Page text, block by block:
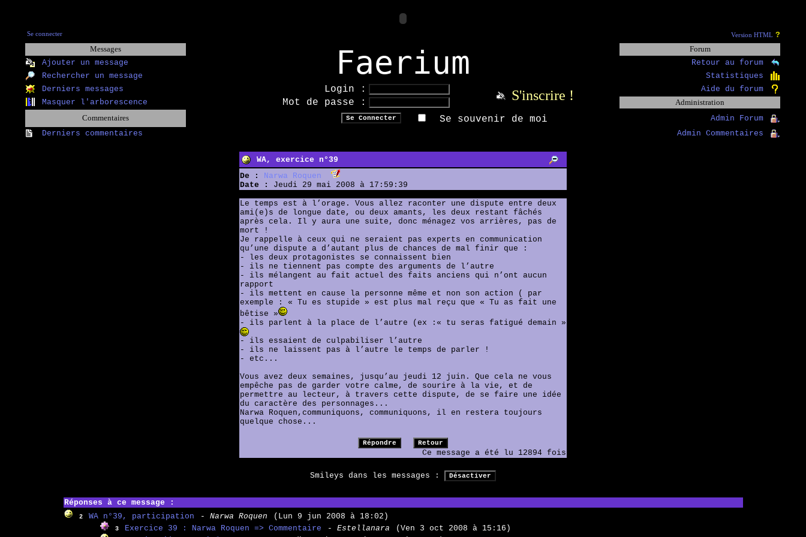
Se connecter Version HTML ?
Messages
Faerium
Forum
Ajouter un message
Retour au forum
Rechercher un message
Statistiques
Derniers messages
Login : S'inscrire !
Aide du forum
Masquer l'arborescence
Mot de passe :
Administration
Commentaires
Se souvenir de moi
Admin Forum
Derniers commentaires
Admin Commentaires
WA, exercice n°39
De :
Narwa Roquen
Date :
Jeudi 29 mai 2008 à 17:59:39
Le temps est à l’orage. Vous allez raconter une dispute entre deux
ami(e)s de longue date, ou deux amants, les deux restant fâchés
après cela. Il y aura une suite, donc ménagez vos arrières, pas de
mort !
Je rappelle à ceux qui ne seraient pas experts en communication
qu’une dispute a d’autant plus de chances de mal finir que :
- les deux protagonistes se connaissent bien
- ils ne tiennent pas compte des arguments de l’autre
- ils mélangent au fait actuel des faits anciens qui n’ont aucun
rapport
- ils mettent en cause la personne même et non son action ( par
exemple : « Tu es stupide » est plus mal reçu que « Tu as fait une
bêtise »
- ils parlent à la place de l’autre (ex :« tu seras fatigué demain »
- ils essaient de culpabiliser l’autre
- ils ne laissent pas à l’autre le temps de parler !
- etc...
Vous avez deux semaines, jusqu’au jeudi 12 juin. Que cela ne vous
empêche pas de garder votre calme, de sourire à la vie, et de
permettre au lecteur, à travers cette dispute, de se faire une idée
du caractère des personnages...
Narwa Roquen,communiquons, communiquons, il en restera toujours
quelque chose...
Ce message a été lu 12894 fois
Smileys dans les messages :
Réponses à ce message :
2 WA n°39, participation - Narwa Roquen (Lun 9 jun 2008 à 18:02)
3 Exercice 39 : Narwa Roquen => Commentaire - Estellanara
(Ven 3 oct 2008 à 15:16)